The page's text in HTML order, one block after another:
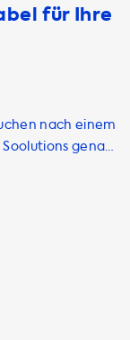
für Ihre
nach einem
genau
Ihrem
einfach
der Straße.
Ladekabel für